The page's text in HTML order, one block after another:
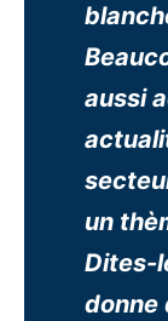
aussi
un
Dites-
donne